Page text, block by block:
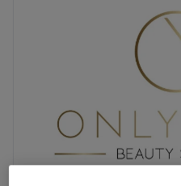
Móncar Beauty and Nails –
Möchtest du dich mit einem